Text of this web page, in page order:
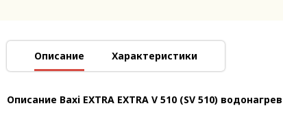
Описание Характеристики
Описание Baxi EXTRA EXTRA V 510 (SV 510)